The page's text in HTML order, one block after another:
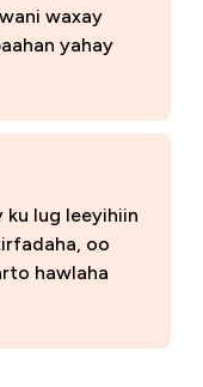
waxay
yahay
ku lug leeyihiin
oo
hawlaha